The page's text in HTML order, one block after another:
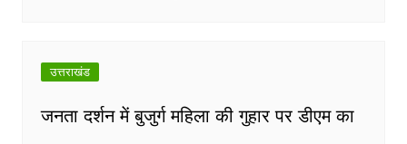
उत्तराखंड
जनता दर्शन में बुजुर्ग महिला की गुहार पर डीएम का